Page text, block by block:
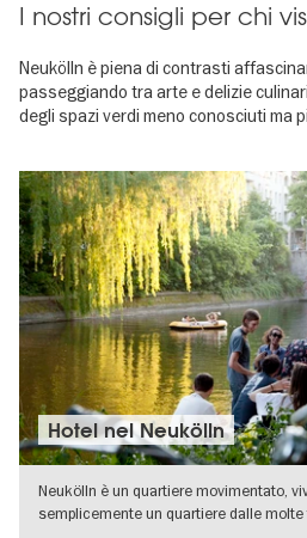
I nostri consigli per chi
Neukölln è piena di contrasti
passeggiando tra arte e delizie
degli spazi verdi meno conosciuti ma
Hotel nel Neukölln
Neukölln è un quartiere movimentato,
semplicemente un quartiere dalle